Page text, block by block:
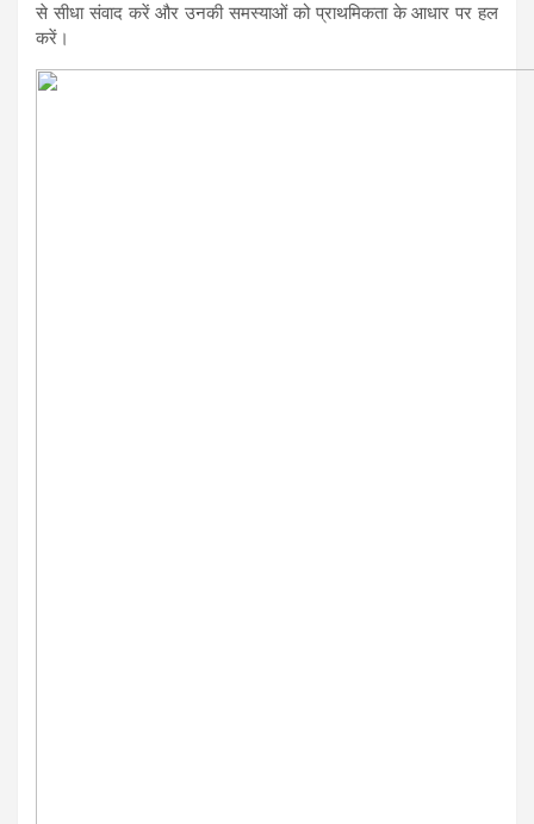
से सीधा संवाद करें और उनकी समस्याओं को प्राथमिकता के आधार पर हल
करें।